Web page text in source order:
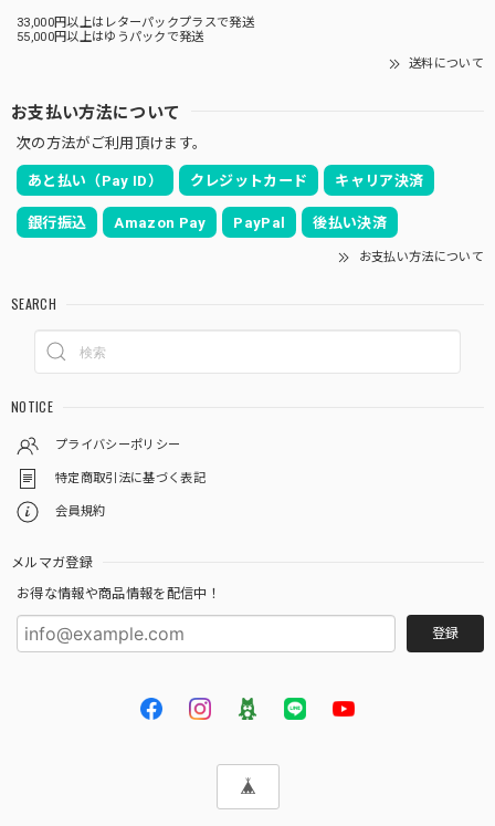
33,000円以上はレターパックプラスで発送
55,000円以上はゆうパックで発送
送料について
お支払い方法について
次の方法がご利用頂けます。
あと払い（Pay ID） クレジットカード キャリア決済
銀行振込 Amazon Pay PayPal 後払い決済
お支払い方法について
SEARCH
NOTICE
プライバシーポリシー
特定商取引法に基づく表記
会員規約
メルマガ登録
お得な情報や商品情報を配信中！
登録